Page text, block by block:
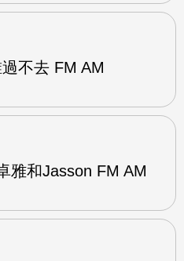
不去 FM AM
雅和Jasson FM AM